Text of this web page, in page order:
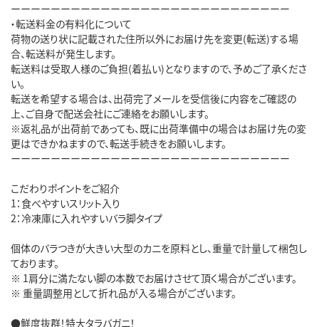
ーーーーーーーーーーーーーーーーーーーーーーーーーーーー
・転送料金の有料化について
荷物の送り状に記載された住所以外にお届け先を変更(転送)する場
合、転送料が発生します。
転送料は受取人様のご負担(着払い)となりますので、予めご了承くださ
い。
転送を希望する場合は、出荷完了メールを受信後に内容をご確認の
上、ご自身で配送会社にご連絡をお願いします。
※返礼品が出荷前であっても、既に出荷準備中の場合はお届け先の変
更はできかねますので、転送手続きをお願いします。
ーーーーーーーーーーーーーーーーーーーーーーーーーーーー
こだわりポイントをご紹介
1：食べやすいスリット入り
2：冷凍庫に入れやすいバラ脚タイプ
個体のバラつきが大きい大型のカニを原料とし、重量で計量して梱包し
ております。
※ 1肩分に満たない脚の本数でお届けさせて頂く場合がございます。
※ 重量調整用として折れ品が入る場合がございます。
●鮮度抜群！特大タラバガニ！